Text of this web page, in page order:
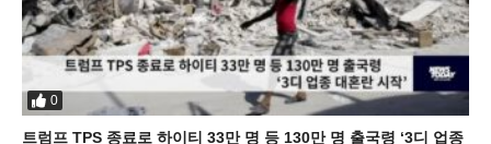
0
트럼프 TPS 종료로 하이티 33만 명 등 130만 명 출국령 ‘3디 업종